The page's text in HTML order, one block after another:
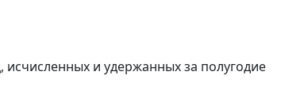
и удержанных за полугодие